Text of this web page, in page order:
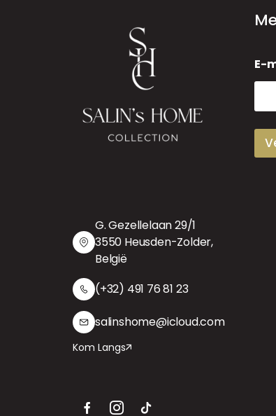
G. Gezellelaan 29/1
3550 Heusden-Zolder,
België
(+32) 491 76 81 23
salinshome@icloud.com
Kom Langs
-
m
i
E-